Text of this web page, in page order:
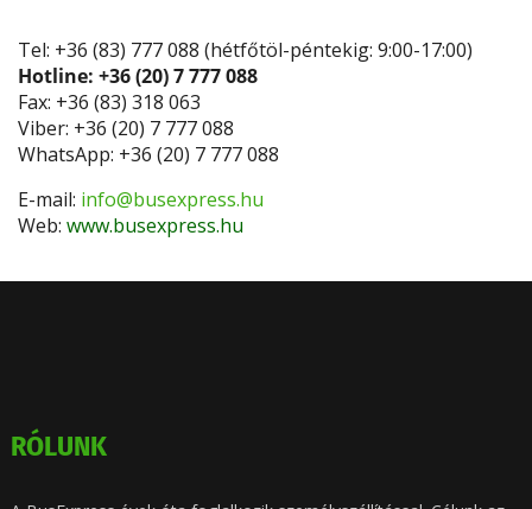
Tel: +36 (83) 777 088 (hétfőtöl-péntekig: 9:00-17:00)
Hotline: +36 (20) 7 777 088
Fax: +36 (83) 318 063
Viber: +36 (20) 7 777 088
WhatsApp: +36 (20) 7 777 088
E-mail: info@busexpress.hu
Web: www.busexpress.hu
RÓLUNK